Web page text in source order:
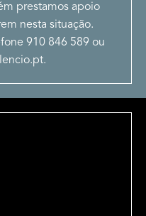
prestamos apoio
nesta situação.
910 846 589 ou